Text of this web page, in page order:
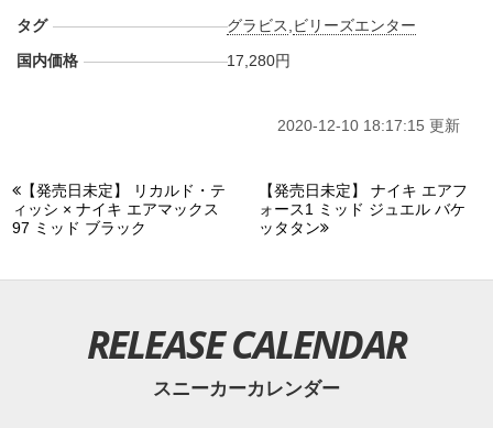
タグ
グラビス ビリーズエンター
国内価格
17,280円
2020-12-10 18:17:15 更新
【発売日未定】 リカルド・テ
ィッシ × ナイキ エアマックス
97 ミッド ブラック
【発売日未定】 ナイキ エアフ
ォース1 ミッド ジュエル バケ
ッタタン
RELEASE CALENDAR
スニーカーカレンダー